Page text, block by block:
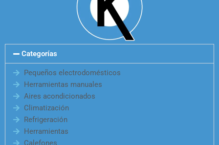
Categorías
Pequeños electrodomésticos
Herramientas manuales
Aires acondicionados
Climatización
Refrigeración
Herramientas
Calefones